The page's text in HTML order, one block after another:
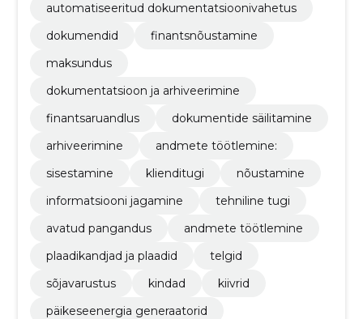
automatiseeritud dokumentatsioonivahetus
dokumendid
finantsnõustamine
maksundus
dokumentatsioon ja arhiveerimine
finantsaruandlus
dokumentide säilitamine
arhiveerimine
andmete töötlemine:
sisestamine
klienditugi
nõustamine
informatsiooni jagamine
tehniline tugi
avatud pangandus
andmete töötlemine
plaadikandjad ja plaadid
telgid
sõjavarustus
kindad
kiivrid
päikeseenergia generaatorid